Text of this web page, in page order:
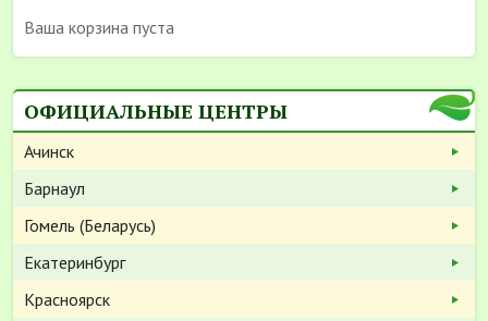
Ваша корзина пуста
ОФИЦИАЛЬНЫЕ ЦЕНТРЫ
Ачинск
Барнаул
Гомель (Беларусь)
Екатеринбург
Красноярск